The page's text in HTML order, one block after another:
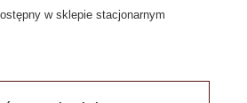
w sklepie stacjonarnym